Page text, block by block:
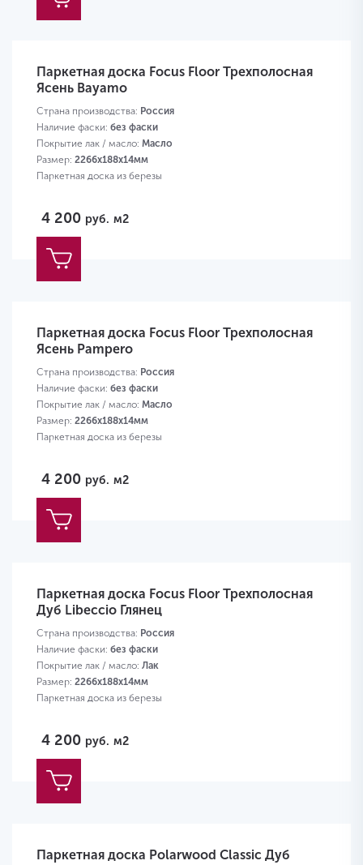
Паркетная доска Focus Floor Трехполосная
Ясень Bayamo
Страна производства: Россия
Наличие фаски: без фаски
Покрытие лак / масло: Масло
Размер: 2266х188х14мм
Паркетная доска из березы
4 200 руб. м2
Паркетная доска Focus Floor Трехполосная
Ясень Pampero
Страна производства: Россия
Наличие фаски: без фаски
Покрытие лак / масло: Масло
Размер: 2266х188х14мм
Паркетная доска из березы
4 200 руб. м2
Паркетная доска Focus Floor Трехполосная
Дуб Libeccio Глянец
Страна производства: Россия
Наличие фаски: без фаски
Покрытие лак / масло: Лак
Размер: 2266х188х14мм
Паркетная доска из березы
4 200 руб. м2
Паркетная доска Polarwood Classic Дуб